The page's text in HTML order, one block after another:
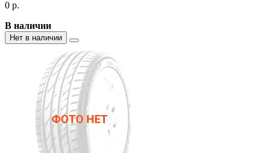
0 р.
В наличии
Нет в наличии